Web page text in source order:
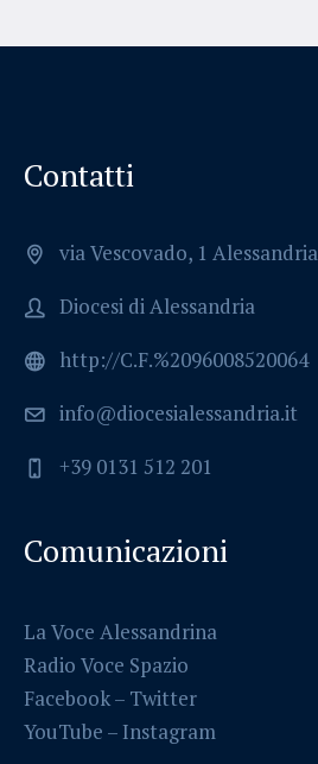
Contatti
via Vescovado, 1 Alessandria
Diocesi di Alessandria
http://C.F.%2096008520064
info@diocesialessandria.it
+39 0131 512 201
Comunicazioni
La Voce Alessandrina
Radio Voce Spazio
Facebook– Twitter
YouTube – Instagram